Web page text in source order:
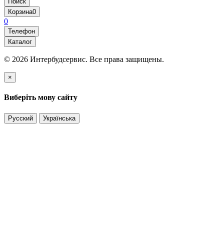
Корзина0
0
Телефон
Каталог
© 2026 Интербудсервис. Все права защищены.
×
Виберіть мову сайту
Русский Українська